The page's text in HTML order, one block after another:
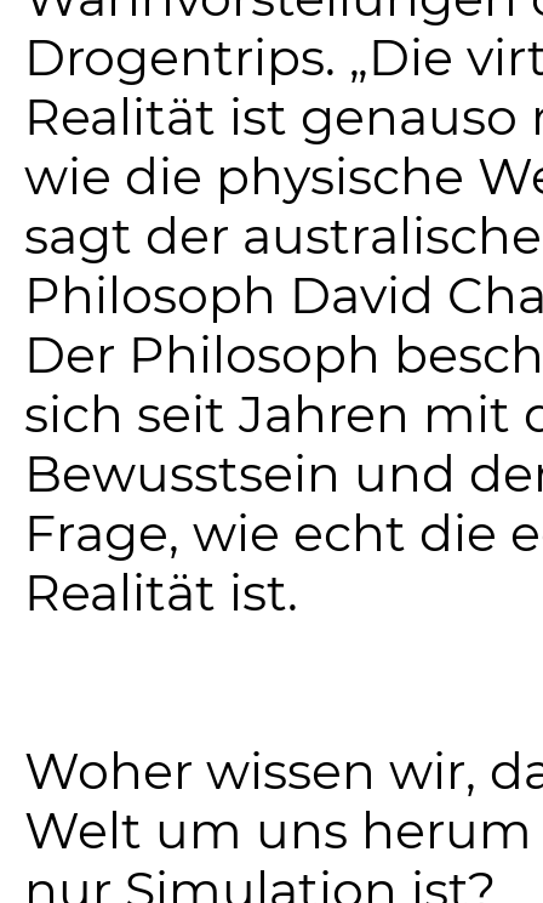
Drogentrips. „Die
Realität ist genauso
wie die physische
sagt der australische
Philosoph David
Der Philosoph
sich seit Jahren mit
Bewusstsein und
Frage, wie echt die
Realität ist.
Woher wissen wir,
Welt um uns
nur Simulation ist?